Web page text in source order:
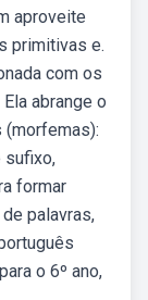
aproveite
primitivas e.
com os
abrange o
sufixo,
formar
palavras,
o 6º ano,